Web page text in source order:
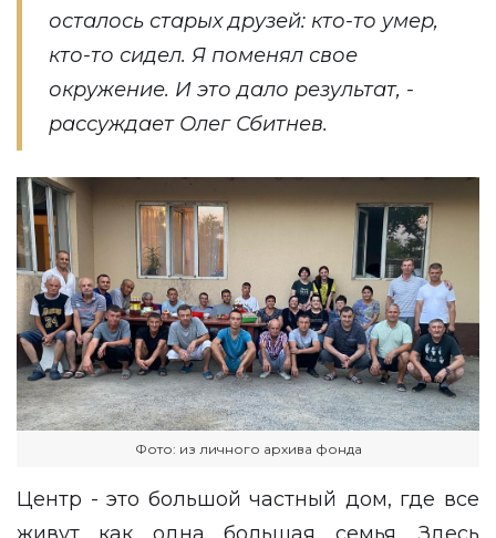
осталось старых друзей: кто-то умер,
кто-то сидел. Я поменял свое
окружение. И это дало результат, -
рассуждает Олег Сбитнев.
Фото: из личного архива фонда
Центр - это большой частный дом, где все